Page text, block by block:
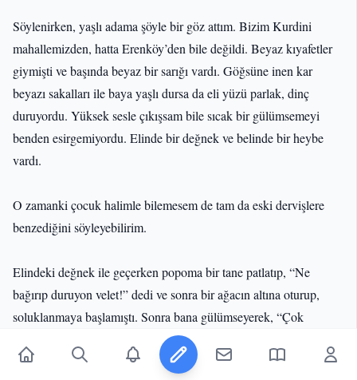
Söylenirken, yaşlı adama şöyle bir göz attım. Bizim Kurdini
mahallemizden, hatta Erenköy’den bile değildi. Beyaz kıyafetler
giymişti ve başında beyaz bir sarığı vardı. Göğsüne inen kar
beyazı sakalları ile baya yaşlı dursa da eli yüzü parlak, dinç
duruyordu. Yüksek sesle çıkışsam bile sıcak bir gülümsemeyi
benden esirgemiyordu. Elinde bir değnek ve belinde bir heybe
vardı.
O zamanki çocuk halimle bilemesem de tam da eski dervişlere
benzediğini söyleyebilirim.
Elindeki değnek ile geçerken popoma bir tane patlatıp, “Ne
bağırıp duruyon velet!” dedi ve sonra bir ağacın altına oturup,
soluklanmaya başlamıştı. Sonra bana gülümseyerek, “Çok
korktuysan bana bağırma, bu sabah koyun gütmeye gelme yeter.”
dedi.